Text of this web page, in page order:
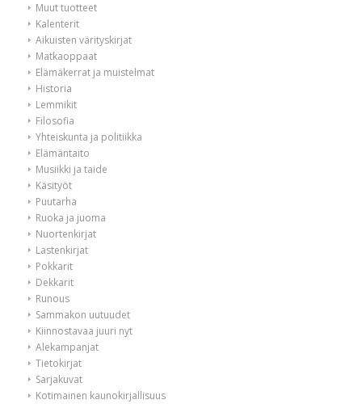
Muut tuotteet
Kalenterit
Aikuisten värityskirjat
Matkaoppaat
Elämäkerrat ja muistelmat
Historia
Lemmikit
Filosofia
Yhteiskunta ja politiikka
Elämäntaito
Musiikki ja taide
Käsityöt
Puutarha
Ruoka ja juoma
Nuortenkirjat
Lastenkirjat
Pokkarit
Dekkarit
Runous
Sammakon uutuudet
Kiinnostavaa juuri nyt
Alekampanjat
Tietokirjat
Sarjakuvat
Kotimainen kaunokirjallisuus